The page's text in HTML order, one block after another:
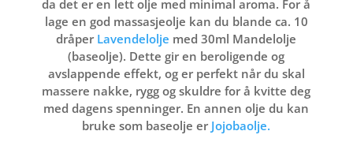
da det er en lett olje med minimal aroma. For å
lage en god massasjeolje kan du blande ca. 10
dråper Lavendelolje med 30ml Mandelolje
(baseolje). Dette gir en beroligende og
avslappende effekt, og er perfekt når du skal
massere nakke, rygg og skuldre for å kvitte deg
med dagens spenninger. En annen olje du kan
bruke som baseolje er Jojobaolje.